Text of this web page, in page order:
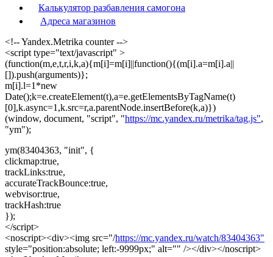
Калькулятор разбавления самогона
Адреса магазинов
<!-- Yandex.Metrika counter -->
<script type="text/javascript" >
(function(m,e,t,r,i,k,a){m[i]=m[i]||function(){(m[i].a=m[i].a||
[]).push(arguments)};
m[i].l=1*new
Date();k=e.createElement(t),a=e.getElementsByTagName(t)
[0],k.async=1,k.src=r,a.parentNode.insertBefore(k,a)})
(window, document, "script", "https://mc.yandex.ru/metrika/tag.js",
"ym");
ym(83404363, "init", {
clickmap:true,
trackLinks:true,
accurateTrackBounce:true,
webvisor:true,
trackHash:true
});
</script>
<noscript><div><img src="/https://mc.yandex.ru/watch/83404363"
style="position:absolute; left:-9999px;" alt="" /></div></noscript>